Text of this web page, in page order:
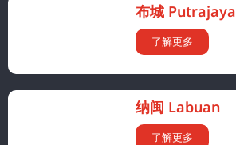
布城 Putrajaya
了解更多
纳闽 Labuan
了解更多